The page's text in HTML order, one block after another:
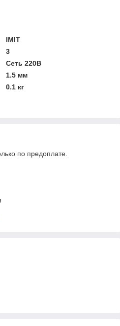
IMIT
3
Сеть 220В
1.5 мм
0.1 кг
по предоплате.